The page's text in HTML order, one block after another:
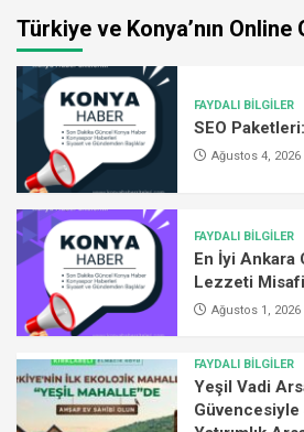
Türkiye ve Konya’nın Online
FAYDALI BİLGİLER
SEO
Ağustos 4, 2026
FAYDALI BİLGİLER
En İyi Ankara
Lezzeti
Ağustos 1, 2026
FAYDALI BİLGİLER
Yeşil Vadi
Güvencesiyle